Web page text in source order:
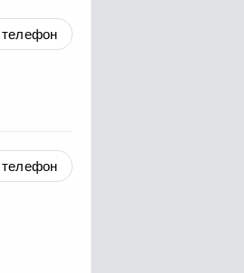
телефон
телефон